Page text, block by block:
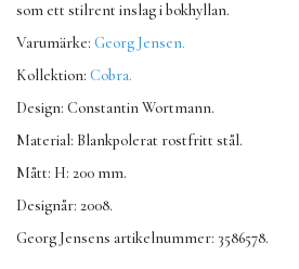
som ett stilrent inslag i bokhyllan.
Varumärke: Georg Jensen.
Kollektion: Cobra.
Design: Constantin Wortmann.
Material: Blankpolerat rostfritt stål.
Mått: H: 200 mm.
Designår: 2008.
Georg Jensens artikelnummer: 3586578.